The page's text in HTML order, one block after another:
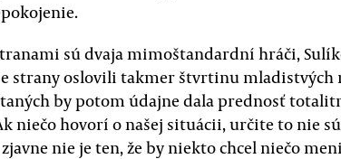
sú dvaja mimoštandardní hráči,
strany oslovili takmer štvrtinu mladistvých
by potom údajne dala prednosť
niečo hovorí o našej situácii, určite to nie
nie je ten, že by niekto chcel niečo